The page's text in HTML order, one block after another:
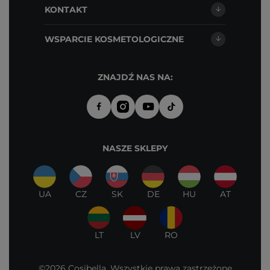
KONTAKT
WSPARCIE KOSMETOLOGICZNE
ZNAJDŹ NAS NA:
NASZE SKLEPY
UA CZ SK DE HU AT
LT LV RO